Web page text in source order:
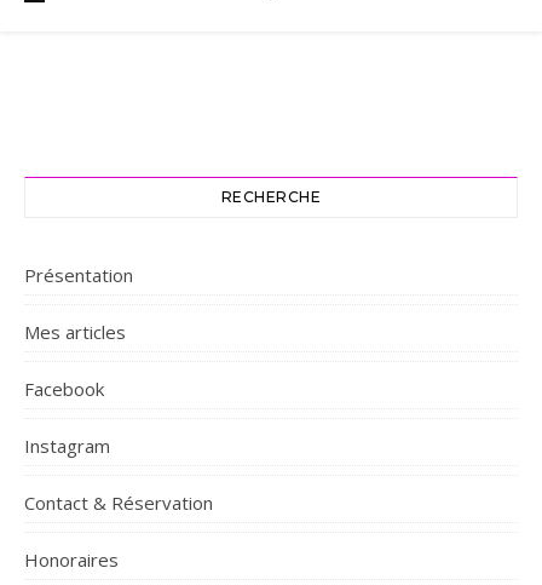
RECHERCHE
Présentation
Mes articles
Facebook
Instagram
Contact & Réservation
Honoraires